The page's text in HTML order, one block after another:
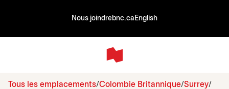
Nous joindrebnc.ca English
Tous les emplacements Colombie Britannique Surrey